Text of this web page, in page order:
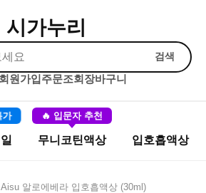
시가누리
검색
회원가입주문조회장바구니
가 🔥 입문자 추천
무니코틴액상 입호흡액상
알로에베라 입호흡액상 (30ml)